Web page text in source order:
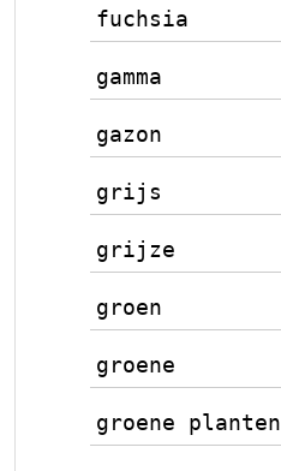
fuchsia
gamma
gazon
grijs
grijze
groen
groene
groene planten